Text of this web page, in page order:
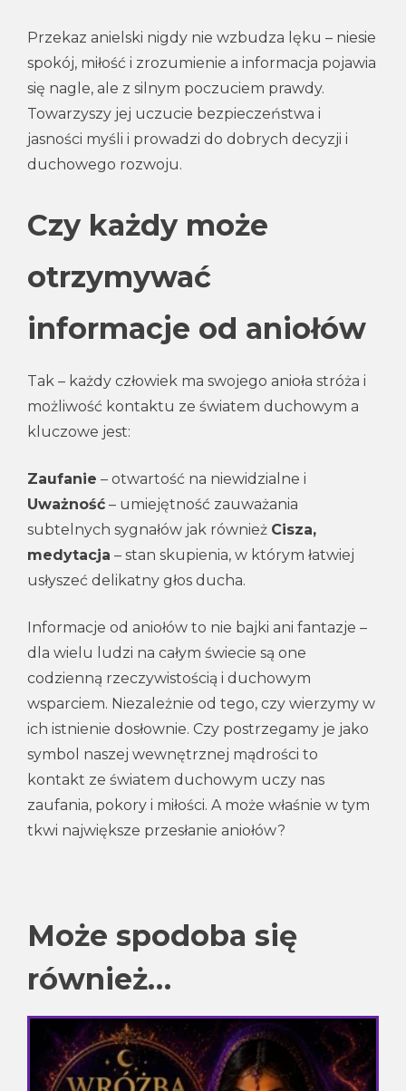
Przekaz anielski nigdy nie wzbudza lęku – niesie
spokój, miłość i zrozumienie a informacja pojawia
się nagle, ale z silnym poczuciem prawdy.
Towarzyszy jej uczucie bezpieczeństwa i
jasności myśli i prowadzi do dobrych decyzji i
duchowego rozwoju.
Czy każdy może
otrzymywać
informacje od aniołów
Tak – każdy człowiek ma swojego anioła stróża i
możliwość kontaktu ze światem duchowym a
kluczowe jest:
Zaufanie – otwartość na niewidzialne i
Uważność – umiejętność zauważania
subtelnych sygnałów jak również Cisza,
medytacja – stan skupienia, w którym łatwiej
usłyszeć delikatny głos ducha.
Informacje od aniołów to nie bajki ani fantazje –
dla wielu ludzi na całym świecie są one
codzienną rzeczywistością i duchowym
wsparciem. Niezależnie od tego, czy wierzymy w
ich istnienie dosłownie. Czy postrzegamy je jako
symbol naszej wewnętrznej mądrości to
kontakt ze światem duchowym uczy nas
zaufania, pokory i miłości. A może właśnie w tym
tkwi największe przesłanie aniołów?
Może spodoba się
również…